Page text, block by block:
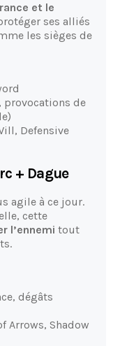
et le
ses alliés
les sièges de
provocations de
Defensive
+ Dague
agile à ce jour.
cette
l’ennemi tout
dégâts
Arrows, Shadow